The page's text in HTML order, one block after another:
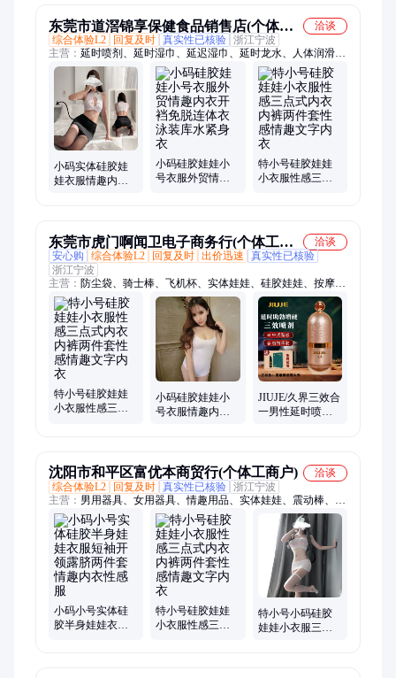
东莞市道滘锦享保健食品销售店(个体工
商户)
洽谈
综合体验L2
回复及时 真实性已核验 浙江宁波
主营： 延时喷剂、延时湿巾、延迟湿巾、延时龙水、人体润滑
液、加强版喷剂、快感增强凝露、快感增强精油
小码实体硅胶娃
娃衣服情趣内衣
小码硅胶娃娃小
号衣服外贸情趣
特小号硅胶娃娃
小衣服性感三点
东莞市虎门啊闻卫电子商务行(个体工商
户)
洽谈
安心购
综合体验L2 回复及时 出价迅速
真实性已核验
浙江宁波
主营： 防尘袋、骑士棒、飞机杯、实体娃娃、硅胶娃娃、按摩
棒、按摩器、九龙鞭、抑菌液、震动棒、自慰器、润滑剂、高潮
液、双跳蛋、冲洗器、润滑液、印古神油、延时喷剂、硅胶手
模、无线遥控、手指夹板、深水炸弹、马眼跳蛋、调情用品、情
趣用品
特小号硅胶娃娃
小衣服性感三点
小码硅胶娃娃小
号衣服情趣内衣
JIUJE/久界三效合
一男性延时喷剂
沈阳市和平区富优本商贸行(个体工商户)
洽谈
综合体验L2
回复及时 真实性已核验 浙江宁波
主营： 男用器具、女用器具、情趣用品、实体娃娃、震动棒、飞
机杯、名器倒模、情趣跳蛋、延时喷剂、前列腺按摩器、润滑
剂、后庭用品
小码小号实体硅
胶半身娃娃衣服
特小号硅胶娃娃
小衣服性感三点
特小号小码硅胶
娃娃小衣服三件